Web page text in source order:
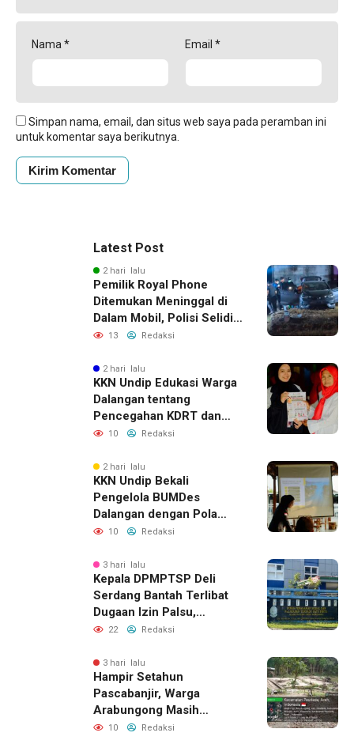
Nama * Email *
Simpan nama, email, dan situs web saya pada peramban ini
untuk komentar saya berikutnya.
Latest Post
2 hari lalu
Pemilik Royal Phone
Ditemukan Meninggal di
Dalam Mobil, Polisi Selidiki
Dugaan Keterkaitan
13 Redaksi
2 hari lalu
KKN Undip Edukasi Warga
Dalangan tentang
Pencegahan KDRT dan
Komunikasi Keluarga
10 Redaksi
2 hari lalu
KKN Undip Bekali
Pengelola BUMDes
Dalangan dengan Pola
Pikir Inovatif
10 Redaksi
3 hari lalu
Kepala DPMPTSP Deli
Serdang Bantah Terlibat
Dugaan Izin Palsu,
Tegaskan Proses
Jalur Resmi
22 Redaksi
3 hari lalu
Hampir Setahun
Pascabanjir, Warga
Arabungong Masih
Menunggu Bantuan
10 Redaksi